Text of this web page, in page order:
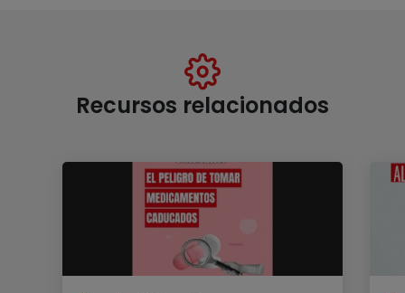
Recursos relacionados